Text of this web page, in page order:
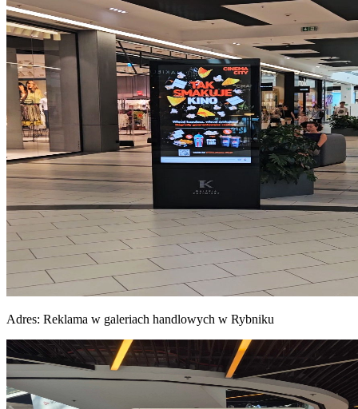
Adres: Reklama w galeriach handlowych w Rybniku